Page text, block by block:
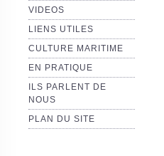
VIDEOS
LIENS UTILES
CULTURE MARITIME
EN PRATIQUE
ILS PARLENT DE
NOUS
PLAN DU SITE